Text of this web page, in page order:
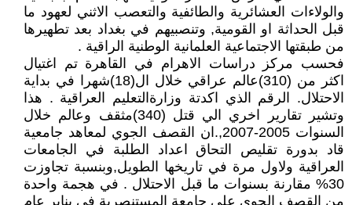
والولاءات العشائرية والطائفية والتعصب الاثني لعهود ما
قبل الحداثة او القومية, وتنصبيهم في بغداد بعد تطهيرها
من طبقتها الاجتماعية العلمانية الوطنية الراقية .
فحسب مركز دراسات الاهرام في القاهرة تم اغتيال
اكثر من (310)عالم عراقي خلال ال(18)شهرا في بداية
الاحتلال. الرقم الذي اكدتة وزارةالتعليم العراقية . هذا
وتشير تقارير اخري الي قتل (340)مثقف وعالم خلال
السنوات 2005-2007,.ان القصف الجوي لمعاهد جامعية
قاد بدورة تقليص التحاق اعداد الطلبة في الجامعات
العراقية ولاول مرة في تاريخها الطويل,وبنسبة تجاوزت
30% مقارنة بسنوات ما قبل الاحتلال . في هجمة واحدة
من القصف الجوي علي جامعة المستنصرية في يناير عام